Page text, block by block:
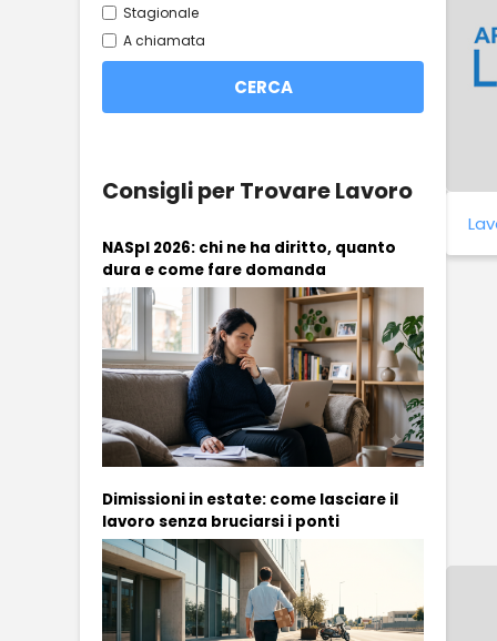
Stagionale
A chiamata
Consigli per Trovare Lavoro
NASpI 2026: chi ne ha diritto, quanto
dura e come fare domanda
Dimissioni in estate: come lasciare il
lavoro senza bruciarsi i ponti